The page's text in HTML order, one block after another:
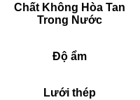
Chất Không Hòa Tan
Trong Nước
Độ ẩm
Lưới thép